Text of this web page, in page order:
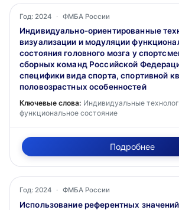
Год: 2024 · ФМБА России
Индивидуально-ориентированные
визуализации и модуляции
состояния головного мозга у
сборных команд Российской
специфики вида спорта, спортивной
половозрастных особенностей
Ключевые слова: Индивидуальные
функциональное состояние
Подробнее
Год: 2024 · ФМБА России
Использование референтных